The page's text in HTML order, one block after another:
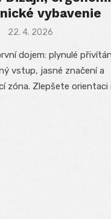
vybavenie
Posted
22. 4. 2026
dojem: plynulé
vstup, jasné značení a
zóna. Zlepšete orientaci